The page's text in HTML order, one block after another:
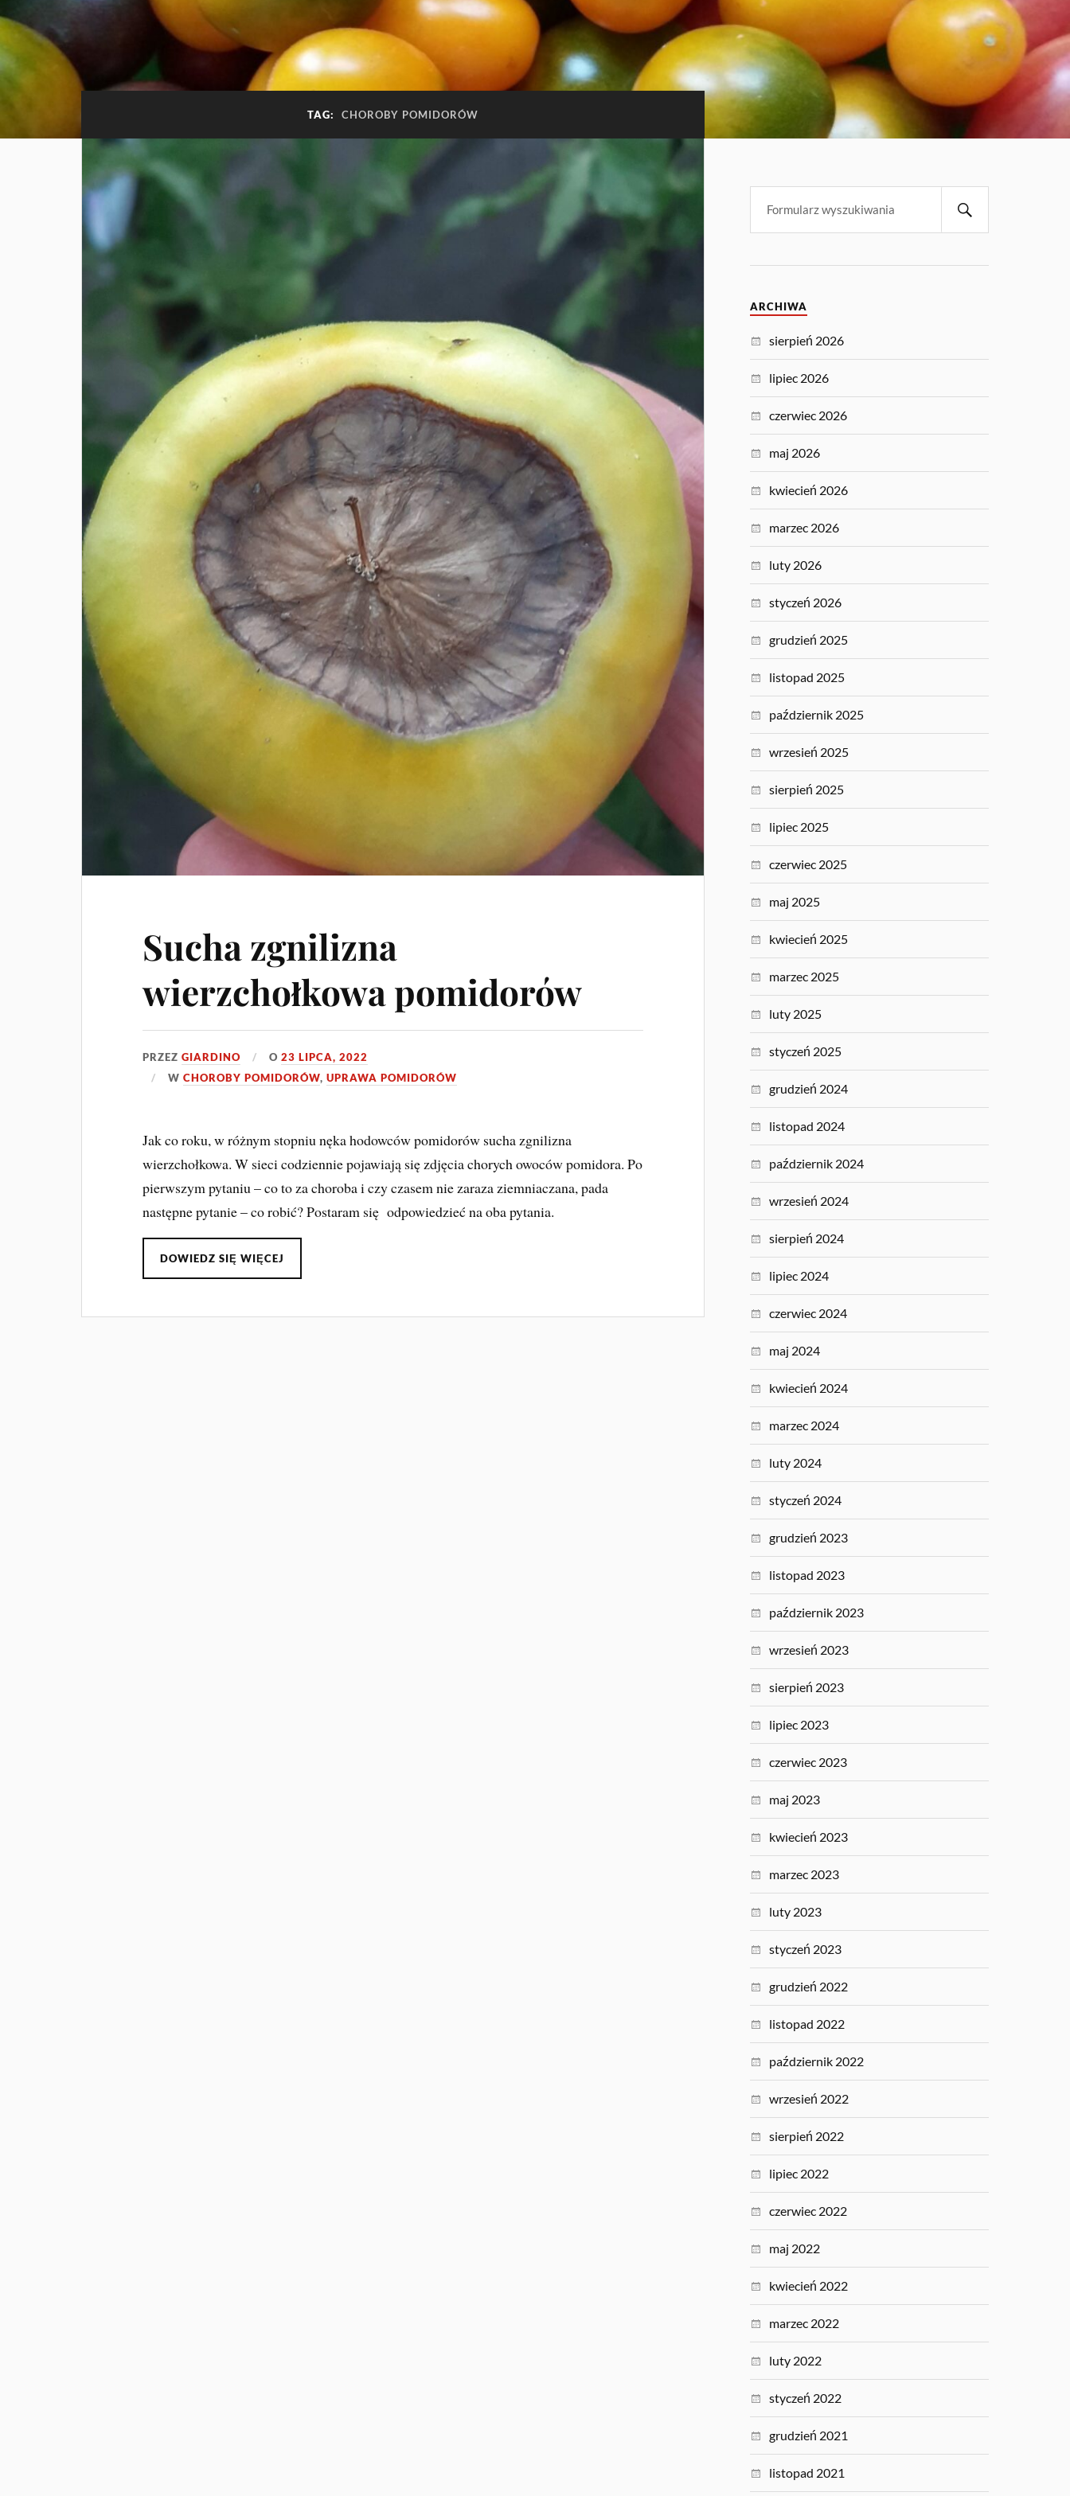
TAG: CHOROBY POMIDORÓW
Sucha zgnilizna
wierzchołkowa pomidorów
PRZEZGIARDINO O23 LIPCA, 2022
WCHOROBY POMIDORÓW,UPRAWA POMIDORÓW
Jak co roku, w różnym stopniu nęka hodowców pomidorów sucha zgnilizna
wierzchołkowa. W sieci codziennie pojawiają się zdjęcia chorych owoców pomidora. Po
pierwszym pytaniu – co to za choroba i czy czasem nie zaraza ziemniaczana, pada
następne pytanie – co robić? Postaram się odpowiedzieć na oba pytania.
DOWIEDZ SIĘ WIĘCEJ
ARCHIWA
sierpień 2026
lipiec 2026
czerwiec 2026
maj 2026
kwiecień 2026
marzec 2026
luty 2026
styczeń 2026
grudzień 2025
listopad 2025
październik 2025
wrzesień 2025
sierpień 2025
lipiec 2025
czerwiec 2025
maj 2025
kwiecień 2025
marzec 2025
luty 2025
styczeń 2025
grudzień 2024
listopad 2024
październik 2024
wrzesień 2024
sierpień 2024
lipiec 2024
czerwiec 2024
maj 2024
kwiecień 2024
marzec 2024
luty 2024
styczeń 2024
grudzień 2023
listopad 2023
październik 2023
wrzesień 2023
sierpień 2023
lipiec 2023
czerwiec 2023
maj 2023
kwiecień 2023
marzec 2023
luty 2023
styczeń 2023
grudzień 2022
listopad 2022
październik 2022
wrzesień 2022
sierpień 2022
lipiec 2022
czerwiec 2022
maj 2022
kwiecień 2022
marzec 2022
luty 2022
styczeń 2022
grudzień 2021
listopad 2021